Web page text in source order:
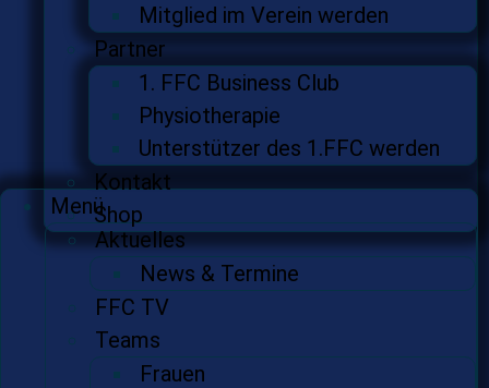
Mitglied im Verein werden
Partner
1. FFC Business Club
Physiotherapie
Unterstützer des 1.FFC werden
Kontakt
Shop
Menü
Aktuelles
News & Termine
FFC TV
Teams
Frauen